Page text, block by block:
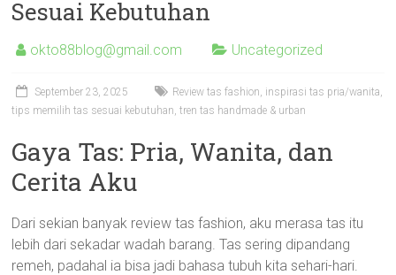
Sesuai Kebutuhan
okto88blog@gmail.com Uncategorized
September 23, 2025
Review tas fashion, inspirasi tas pria/wanita,
tips memilih tas sesuai kebutuhan, tren tas handmade & urban
Gaya Tas: Pria, Wanita, dan
Cerita Aku
Dari sekian banyak review tas fashion, aku merasa tas itu
lebih dari sekadar wadah barang. Tas sering dipandang
remeh, padahal ia bisa jadi bahasa tubuh kita sehari-hari.